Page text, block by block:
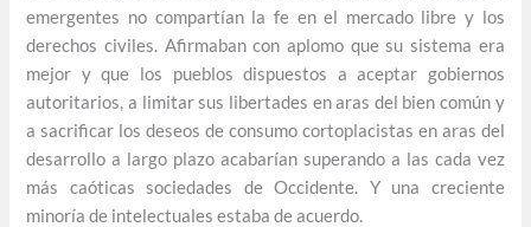
emergentes no compartían la fe en el mercado libre y los
derechos civiles. Afirmaban con aplomo que su sistema era
mejor y que los pueblos dispuestos a aceptar gobiernos
autoritarios, a limitar sus libertades en aras del bien común y
a sacrificar los deseos de consumo cortoplacistas en aras del
desarrollo a largo plazo acabarían superando a las cada vez
más caóticas sociedades de Occidente. Y una creciente
minoría de intelectuales estaba de acuerdo.